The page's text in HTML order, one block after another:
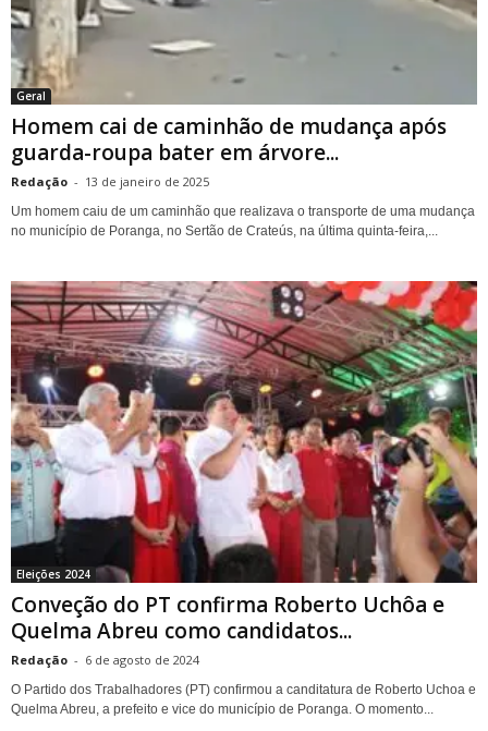
Geral
Homem cai de caminhão de mudança após
guarda-roupa bater em árvore...
Redação - 13 de janeiro de 2025
Um homem caiu de um caminhão que realizava o transporte de uma mudança
no município de Poranga, no Sertão de Crateús, na última quinta-feira,...
Eleições 2024
Conveção do PT confirma Roberto Uchôa e
Quelma Abreu como candidatos...
Redação - 6 de agosto de 2024
O Partido dos Trabalhadores (PT) confirmou a canditatura de Roberto Uchoa e
Quelma Abreu, a prefeito e vice do município de Poranga. O momento...